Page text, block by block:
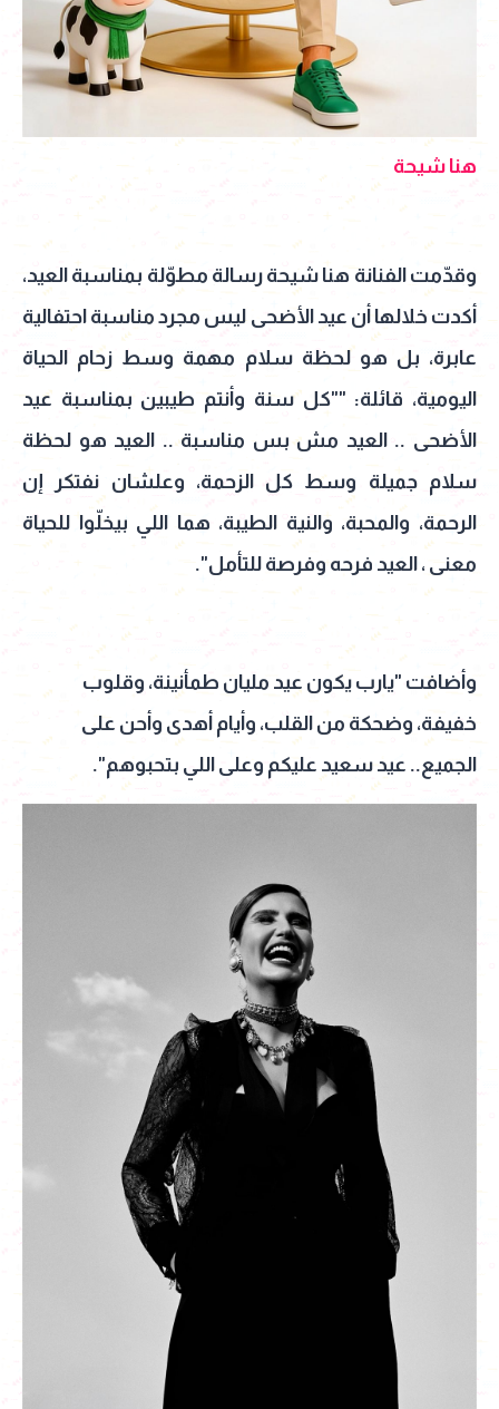
هنا شيحة
وقدّمت الفنانة هنا شيحة رسالة مطوّلة بمناسبة العيد،
أكدت خلالها أن عيد الأضحى ليس مجرد مناسبة احتفالية
عابرة، بل هو لحظة سلام مهمة وسط زحام الحياة
اليومية، قائلة: ""كل سنة وأنتم طيبين بمناسبة عيد
الأضحى .. العيد مش بس مناسبة .. العيد هو لحظة
سلام جميلة وسط كل الزحمة، وعلشان نفتكر إن
الرحمة، والمحبة، والنية الطيبة، هما اللي بيخلّوا للحياة
معنى ، العيد فرحه وفرصة للتأمل".
وأضافت "يارب يكون عيد مليان طمأنينة، وقلوب
خفيفة، وضحكة من القلب، وأيام أهدى وأحن على
الجميع.. عيد سعيد عليكم وعلى اللي بتحبوهم".